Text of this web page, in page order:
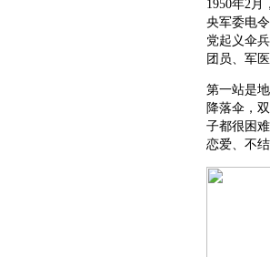
1950年2
央军委电
党起义伞
团员、军
第一站是
降落伞，
子都很困
恋爱、不